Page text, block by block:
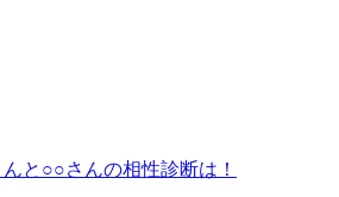
と○○さんの相性診断は！